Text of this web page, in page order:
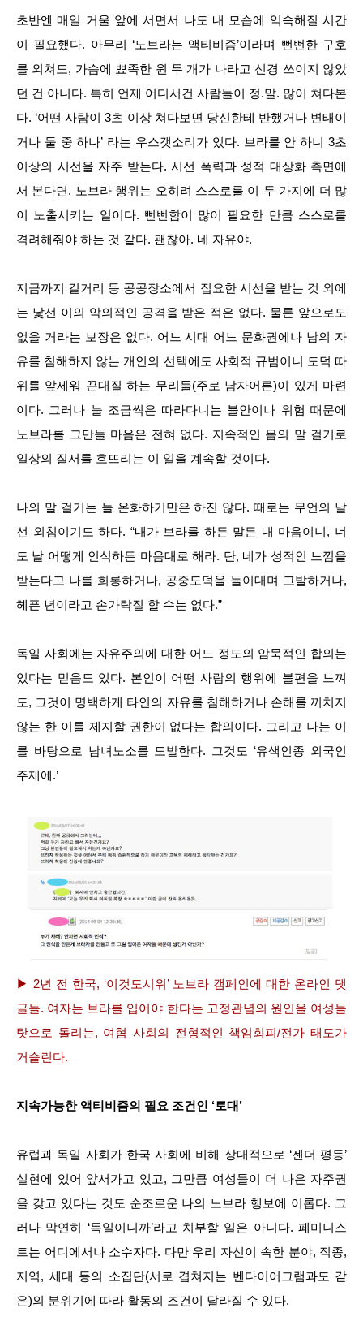
초반엔 매일 거울 앞에 서면서 나도 내 모습에 익숙해질 시간
이 필요했다. 아무리 ‘노브라는 액티비즘’이라며 뻔뻔한 구호
를 외쳐도, 가슴에 뾰족한 원 두 개가 나라고 신경 쓰이지 않았
던 건 아니다. 특히 언제 어디서건 사람들이 정.말. 많이 쳐다본
다. ‘어떤 사람이 3초 이상 쳐다보면 당신한테 반했거나 변태이
거나 둘 중 하나’ 라는 우스갯소리가 있다. 브라를 안 하니 3초
이상의 시선을 자주 받는다. 시선 폭력과 성적 대상화 측면에
서 본다면, 노브라 행위는 오히려 스스로를 이 두 가지에 더 많
이 노출시키는 일이다. 뻔뻔함이 많이 필요한 만큼 스스로를
격려해줘야 하는 것 같다. 괜찮아. 네 자유야.
지금까지 길거리 등 공공장소에서 집요한 시선을 받는 것 외에
는 낯선 이의 악의적인 공격을 받은 적은 없다. 물론 앞으로도
없을 거라는 보장은 없다. 어느 시대 어느 문화권에나 남의 자
유를 침해하지 않는 개인의 선택에도 사회적 규범이니 도덕 따
위를 앞세워 꼰대질 하는 무리들(주로 남자어른)이 있게 마련
이다. 그러나 늘 조금씩은 따라다니는 불안이나 위험 때문에
노브라를 그만둘 마음은 전혀 없다. 지속적인 몸의 말 걸기로
일상의 질서를 흐뜨리는 이 일을 계속할 것이다.
나의 말 걸기는 늘 온화하기만은 하진 않다. 때로는 무언의 날
선 외침이기도 하다. “내가 브라를 하든 말든 내 마음이니, 너
도 날 어떻게 인식하든 마음대로 해라. 단, 네가 성적인 느낌을
받는다고 나를 희롱하거나, 공중도덕을 들이대며 고발하거나,
헤픈 년이라고 손가락질 할 수는 없다.”
독일 사회에는 자유주의에 대한 어느 정도의 암묵적인 합의는
있다는 믿음도 있다. 본인이 어떤 사람의 행위에 불편을 느껴
도, 그것이 명백하게 타인의 자유를 침해하거나 손해를 끼치지
않는 한 이를 제지할 권한이 없다는 합의이다. 그리고 나는 이
를 바탕으로 남녀노소를 도발한다. 그것도 ‘유색인종 외국인
주제에.’
▶ 2년 전 한국, ‘이것도시위’ 노브라 캠페인에 대한 온라인 댓
글들. 여자는 브라를 입어야 한다는 고정관념의 원인을 여성들
탓으로 돌리는, 여혐 사회의 전형적인 책임회피/전가 태도가
거슬린다.
지속가능한 액티비즘의 필요 조건인 ‘토대’
유럽과 독일 사회가 한국 사회에 비해 상대적으로 ‘젠더 평등’
실현에 있어 앞서가고 있고, 그만큼 여성들이 더 나은 자주권
을 갖고 있다는 것도 순조로운 나의 노브라 행보에 이롭다. 그
러나 막연히 ‘독일이니까’라고 치부할 일은 아니다. 페미니스
트는 어디에서나 소수자다. 다만 우리 자신이 속한 분야, 직종,
지역, 세대 등의 소집단(서로 겹쳐지는 벤다이어그램과도 같
은)의 분위기에 따라 활동의 조건이 달라질 수 있다.